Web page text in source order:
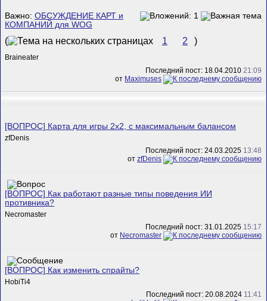
Важно: ОБСУЖДЕНИЕ КАРТ и
КОМПАНИЙ для WOG
( 1 2 )
Braineater
Последний пост: 18.04.2010 21:09
от Maximuses
[ВОПРОС] Карта для игры 2х2, с максимальным балансом
zfDenis
Последний пост: 24.03.2025 13:48
от zfDenis
[ВОПРОС] Как работают разные типы поведения ИИ
противника?
Necromaster
Последний пост: 31.01.2025 15:17
от Necromaster
[ВОПРОС] Как изменить спрайты?
HobiTi4
Последний пост: 20.08.2024 11:41